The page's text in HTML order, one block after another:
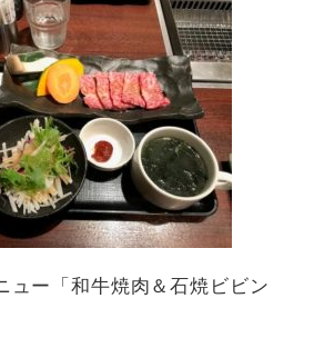
ュー「和牛焼肉＆石焼ビビン